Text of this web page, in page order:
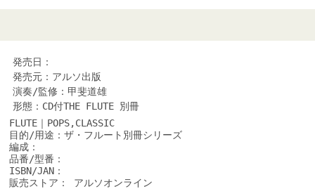
発売日：
発売元：アルソ出版
演奏/監修：甲斐道雄
形態：CD付THE FLUTE 別冊
FLUTE｜POPS,CLASSIC
目的/用途：ザ・フルート別冊シリーズ
編成：
品番/型番：
ISBN/JAN：
販売ストア： アルソオンライン